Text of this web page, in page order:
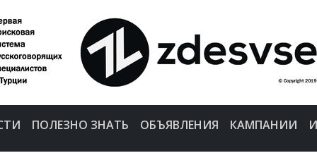
ПОЛЕЗНО ЗНАТЬ ОБЪЯВЛЕНИЯ КАМПАНИИ